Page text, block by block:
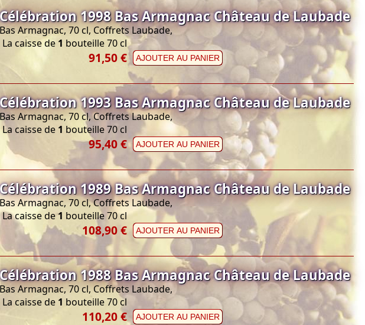
Célébration 1998 Bas Armagnac Château de Laubade
Bas Armagnac, 70 cl, Coffrets Laubade,
La caisse de 1 bouteille 70 cl
91,50 € AJOUTER AU PANIER
Célébration 1993 Bas Armagnac Château de Laubade
Bas Armagnac, 70 cl, Coffrets Laubade,
La caisse de 1 bouteille 70 cl
95,40 € AJOUTER AU PANIER
Célébration 1989 Bas Armagnac Château de Laubade
Bas Armagnac, 70 cl, Coffrets Laubade,
La caisse de1 bouteille 70 cl
108,90 € AJOUTER AU PANIER
Célébration 1988 Bas Armagnac Château de Laubade
Bas Armagnac, 70 cl, Coffrets Laubade,
La caisse de 1 bouteille 70 cl
110,20 € AJOUTER AU PANIER